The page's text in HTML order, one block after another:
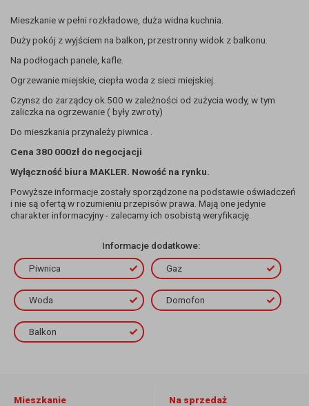
Mieszkanie w pełni rozkładowe, duża widna kuchnia.
Duży pokój z wyjściem na balkon, przestronny widok z balkonu.
Na podłogach panele, kafle.
Ogrzewanie miejskie, ciepła woda z sieci miejskiej.
Czynsz do zarządcy ok.500 w zależności od zużycia wody, w tym
zaliczka na ogrzewanie ( były zwroty)
Do mieszkania przynależy piwnica .
Cena 380 000zł do negocjacji
Wyłączność biura MAKLER. Nowość na rynku.
Powyższe informacje zostały sporządzone na podstawie oświadczeń
i nie są ofertą w rozumieniu przepisów prawa. Mają one jedynie
charakter informacyjny - zalecamy ich osobistą weryfikację.
Informacje dodatkowe:
Piwnica Gaz
Woda Domofon
Balkon
Mieszkanie Na sprzedaż